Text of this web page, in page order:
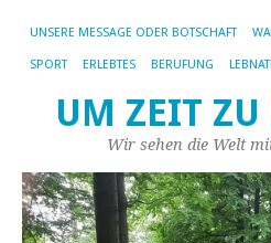
UNSERE MESSAGE ODER BOTSCHAFT
SPORT ERLEBTES BERUFUNG
UM ZEIT ZU
Wir sehen die Welt